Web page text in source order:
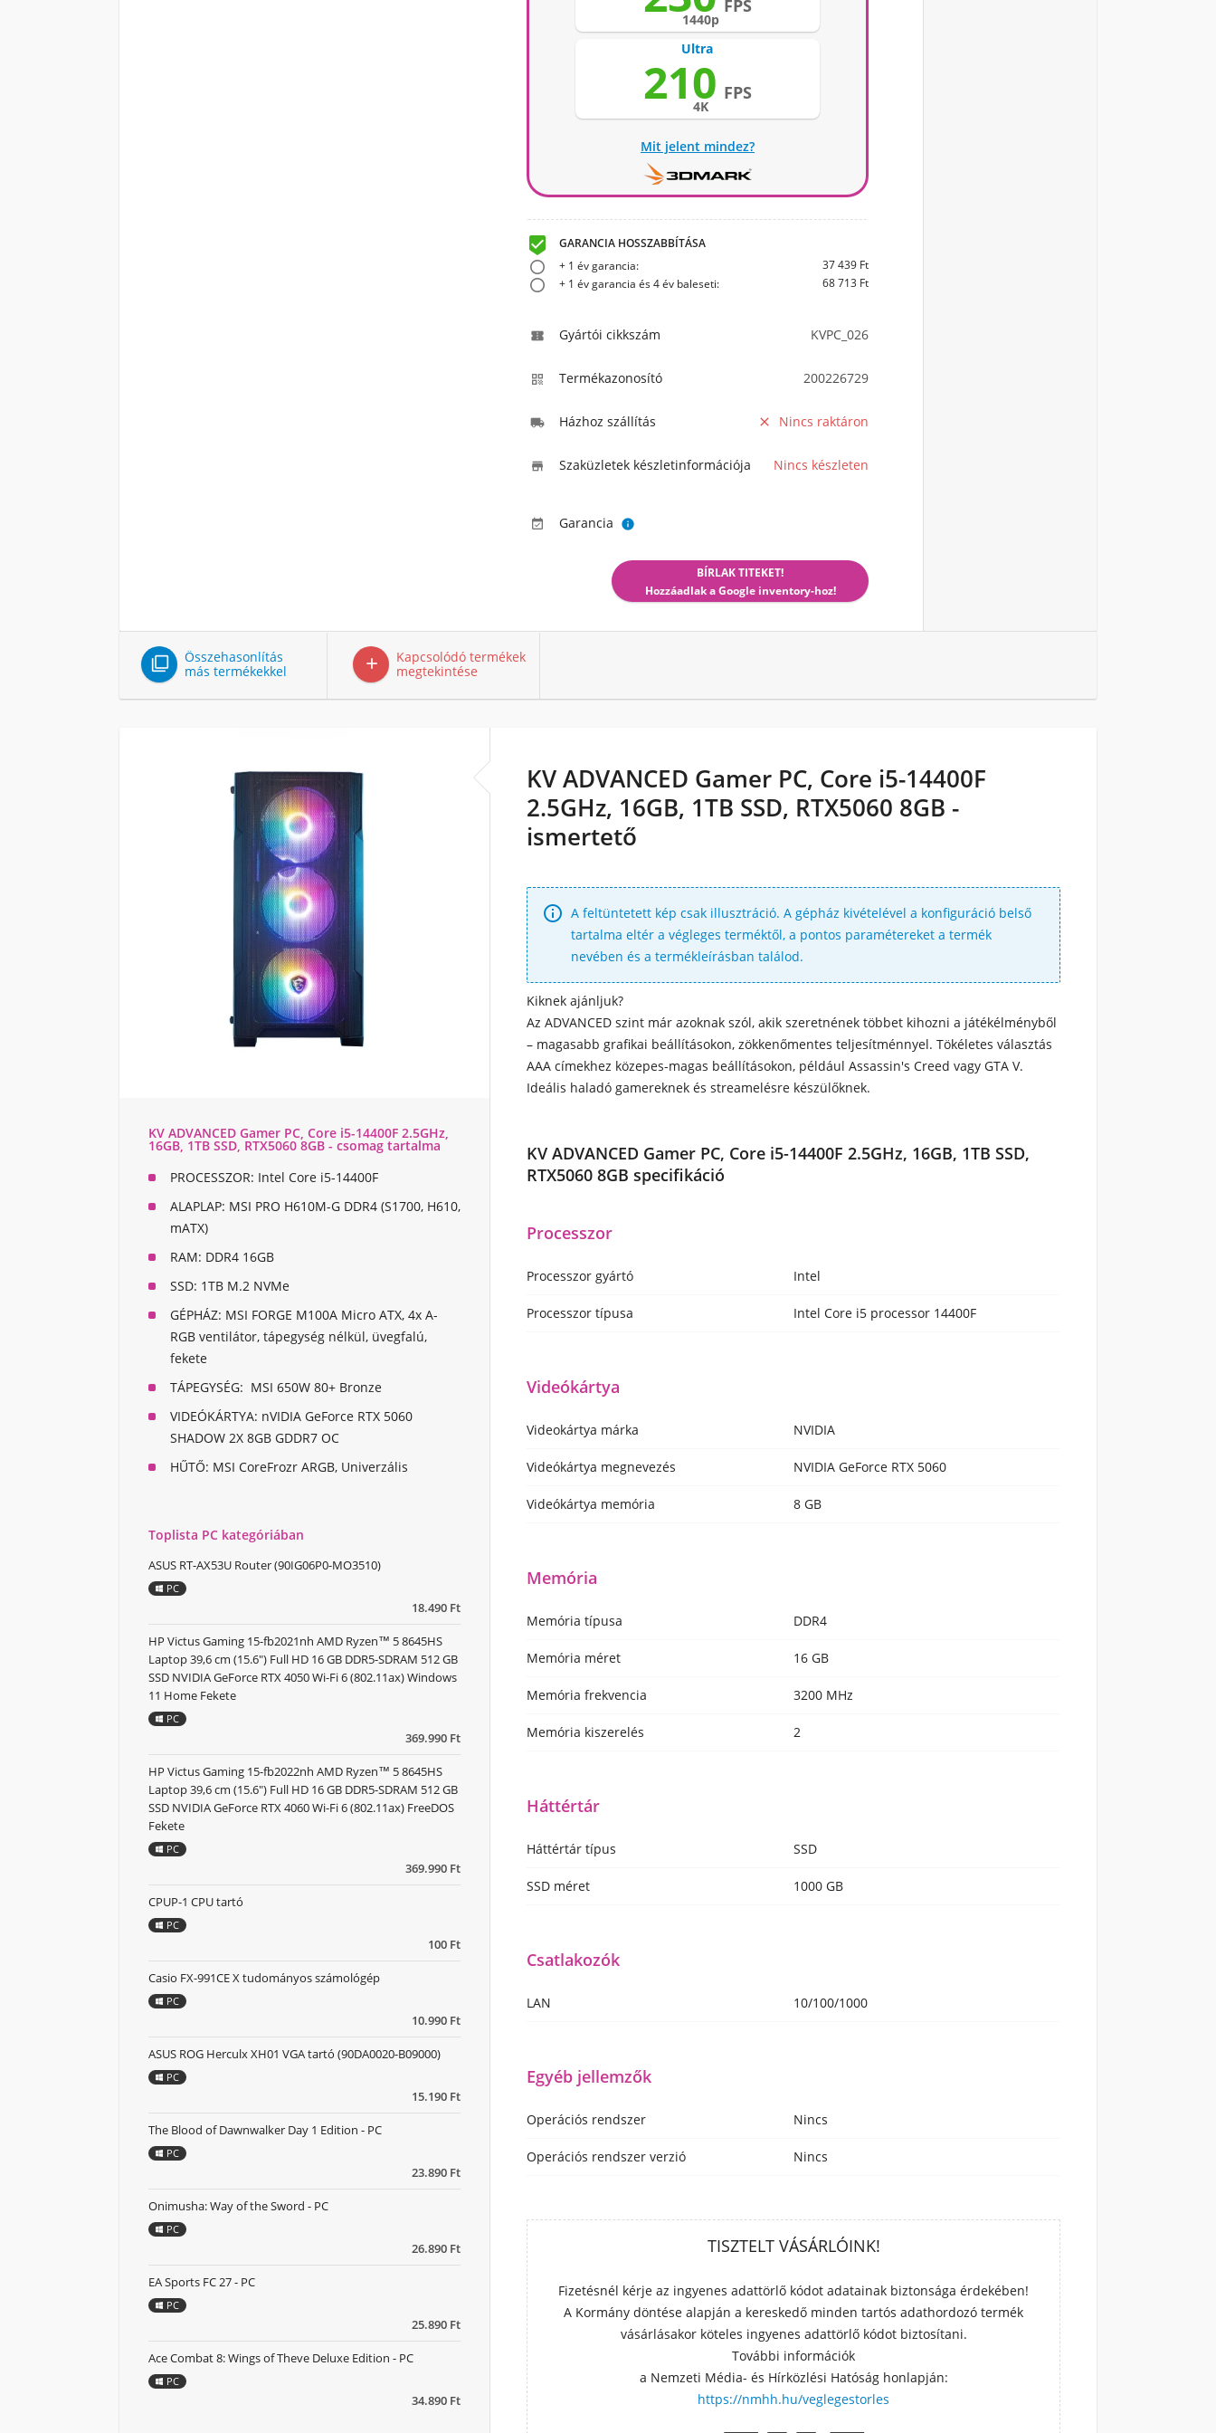
FPS
1440p
Ultra
210 FPS
4K
Mit jelent mindez?

GARANCIA HOSSZABBÍTÁSA
+ 1 év garancia:
37 439 Ft
+ 1 év garancia és 4 év baleseti:
68 713 Ft
 Gyártói cikkszám KVPC_026
 Termékazonosító 200226729
 Házhoz szállítás Nincs raktáron

 Szaküzletek készletinformációja Nincs készleten
 Garancia 
BÍRLAK TITEKET!
Hozzáadlak a Google inventory-hoz!

Összehasonlítás
más termékekkel

Kapcsolódó termékek
megtekintése
KV ADVANCED Gamer PC, Core i5-14400F
2.5GHz, 16GB, 1TB SSD, RTX5060 8GB -
ismertető
 A feltüntetett kép csak illusztráció. A gépház kivételével a konfiguráció belső
tartalma eltér a végleges terméktől, a pontos paramétereket a termék
nevében és a termékleírásban találod.
Kiknek ajánljuk?
Az ADVANCED szint már azoknak szól, akik szeretnének többet kihozni a játékélményből
– magasabb grafikai beállításokon, zökkenőmentes teljesítménnyel. Tökéletes választás
AAA címekhez közepes-magas beállításokon, például Assassin's Creed vagy GTA V.
Ideális haladó gamereknek és streamelésre készülőknek.
KV ADVANCED Gamer PC, Core i5-14400F 2.5GHz, 16GB, 1TB SSD,
RTX5060 8GB specifikáció
Processzor
Processzor gyártó Intel
Processzor típusa Intel Core i5 processor 14400F
Videókártya
Videokártya márka NVIDIA
Videókártya megnevezés NVIDIA GeForce RTX 5060
Videókártya memória 8 GB
Memória
Memória típusa DDR4
Memória méret 16 GB
Memória frekvencia 3200 MHz
Memória kiszerelés 2
Háttértár
Háttértár típus SSD
SSD méret 1000 GB
Csatlakozók
LAN 10/100/1000
Egyéb jellemzők
Operációs rendszer Nincs
Operációs rendszer verzió Nincs
TISZTELT VÁSÁRLÓINK!
Fizetésnél kérje az ingyenes adattörlő kódot adatainak biztonsága érdekében!
A Kormány döntése alapján a kereskedő minden tartós adathordozó termék
vásárlásakor köteles ingyenes adattörlő kódot biztosítani.
További információk
a Nemzeti Média- és Hírközlési Hatóság honlapján:
https://nmhh.hu/veglegestorles
KV ADVANCED Gamer PC, Core i5-14400F 2.5GHz,
16GB, 1TB SSD, RTX5060 8GB - csomag tartalma
PROCESSZOR: Intel Core i5-14400F
ALAPLAP: MSI PRO H610M-G DDR4 (S1700, H610,
mATX)
RAM: DDR4 16GB
SSD: 1TB M.2 NVMe
GÉPHÁZ: MSI FORGE M100A Micro ATX, 4x A-
RGB ventilátor, tápegység nélkül, üvegfalú,
fekete
TÁPEGYSÉG: MSI 650W 80+ Bronze
VIDEÓKÁRTYA: nVIDIA GeForce RTX 5060
SHADOW 2X 8GB GDDR7 OC
HŰTŐ: MSI CoreFrozr ARGB, Univerzális
Toplista PC kategóriában
18.490 Ft
ASUS RT-AX53U Router (90IG06P0-MO3510)
PC
369.990 Ft
HP Victus Gaming 15-fb2021nh AMD Ryzen™ 5 8645HS
Laptop 39,6 cm (15.6") Full HD 16 GB DDR5-SDRAM 512 GB
SSD NVIDIA GeForce RTX 4050 Wi-Fi 6 (802.11ax) Windows
11 Home Fekete
PC
369.990 Ft
HP Victus Gaming 15-fb2022nh AMD Ryzen™ 5 8645HS
Laptop 39,6 cm (15.6") Full HD 16 GB DDR5-SDRAM 512 GB
SSD NVIDIA GeForce RTX 4060 Wi-Fi 6 (802.11ax) FreeDOS
Fekete
PC
100 Ft
CPUP-1 CPU tartó
PC
10.990 Ft
Casio FX-991CE X tudományos számológép
PC
15.190 Ft
ASUS ROG Herculx XH01 VGA tartó (90DA0020-B09000)
PC
23.890 Ft
The Blood of Dawnwalker Day 1 Edition - PC
PC
26.890 Ft
Onimusha: Way of the Sword - PC
PC
25.890 Ft
EA Sports FC 27 - PC
PC
34.890 Ft
Ace Combat 8: Wings of Theve Deluxe Edition - PC
PC